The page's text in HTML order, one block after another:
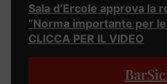
Sala d’Ercole approva la
“Norma importante per
CLICCA PER IL VIDEO